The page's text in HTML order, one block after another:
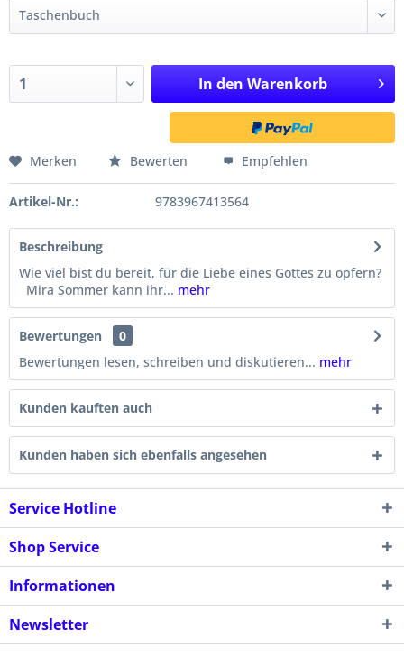
In den Warenkorb
Merken Bewerten Empfehlen
Artikel-Nr.: 9783967413564
Beschreibung
Wie viel bist du bereit, für die Liebe eines Gottes zu opfern?
Mira Sommer kann ihr... mehr
Bewertungen
0
Bewertungen lesen, schreiben und diskutieren... mehr
Kunden kauften auch
Kunden haben sich ebenfalls angesehen
Service Hotline
Shop Service
Informationen
Newsletter